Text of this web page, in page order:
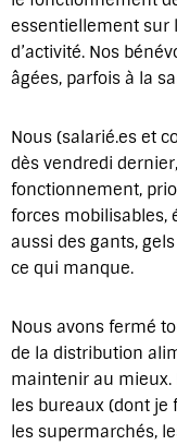
essentiellement sur
d’activité. Nos
âgées, parfois à la
Nous (salarié.es et
dès vendredi
fonctionnement,
forces mobilisables,
aussi des gants,
ce qui manque.
Nous avons fermé
de la distribution
maintenir au mieux.
les bureaux (dont je
les supermarchés,